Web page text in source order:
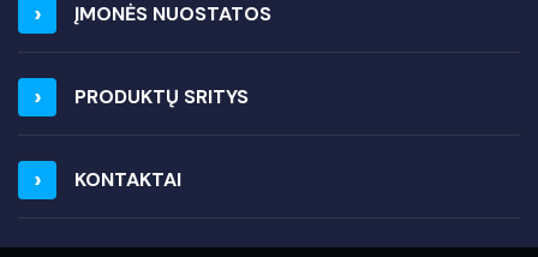
ĮMONĖS NUOSTATOS
PRODUKTŲ SRITYS
KONTAKTAI